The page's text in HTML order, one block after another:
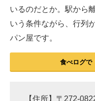
いるのだとか。駅から
いう条件ながら、行列
パン屋です。
食べログで
【住所】〒272-